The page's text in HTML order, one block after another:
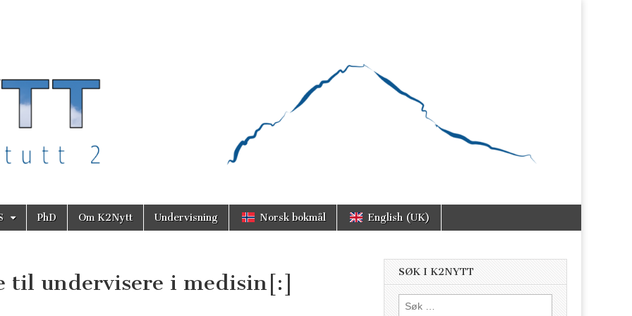
PhD Om K2Nytt Undervisning Norsk bokmål English (UK)
til undervisere i medisin[:] SØK I K2NYTT
Søk